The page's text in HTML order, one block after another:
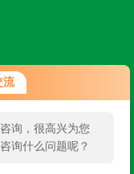
流
询，很高兴为您
询什么问题呢？
息：
扫